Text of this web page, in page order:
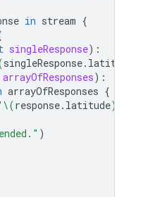
in stream {
singleResponse):
singleResponse. latitude
arrayOfResponses):
arrayOfResponses {
\(response. latitude)
)